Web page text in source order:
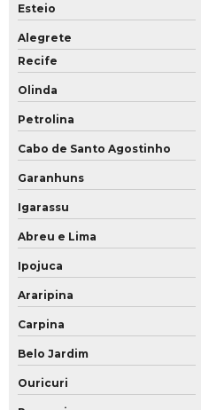
Esteio
Alegrete
Recife
Olinda
Petrolina
Cabo de Santo Agostinho
Garanhuns
Igarassu
Abreu e Lima
Ipojuca
Araripina
Carpina
Belo Jardim
Ouricuri